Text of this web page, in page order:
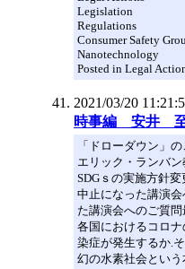
Legislation
Regulations
Consumer Safety
Nanotechnology
Posted in Legal
2021/03/20
時事編 安井
「ドローダウン」
エリック・ランバ
SDGｓの実施方針変
中止になった講演会
た講演会へのご質問
各国におけるコロ
染症が発生するか.
幻の水素社会という